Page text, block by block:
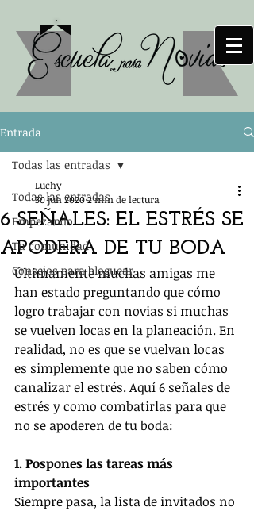
Entrada
Todas las entradas
Empezando
Tu comunidad
Consejos para bloguear
Todas las entradas
6 SEÑALES: EL ESTRÉS SE
APODERA DE TU BODA
Luchy
30 jun 20202 min de lectura
Últimamente muchas amigas me
han estado preguntando que cómo
logro trabajar con novias si muchas
se vuelven locas en la planeación. En
realidad, no es que se vuelvan locas
es simplemente que no saben cómo
canalizar el estrés. Aquí 6 señales de
estrés y como combatirlas para que
no se apoderen de tu boda:
1. Pospones las tareas más
importantes
Siempre pasa, la lista de invitados no